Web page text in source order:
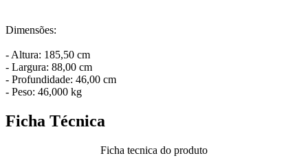
Dimensões:
- Altura: 185,50 cm
- Largura: 88,00 cm
- Profundidade: 46,00 cm
- Peso: 46,000 kg
Ficha Técnica
Ficha tecnica do produto